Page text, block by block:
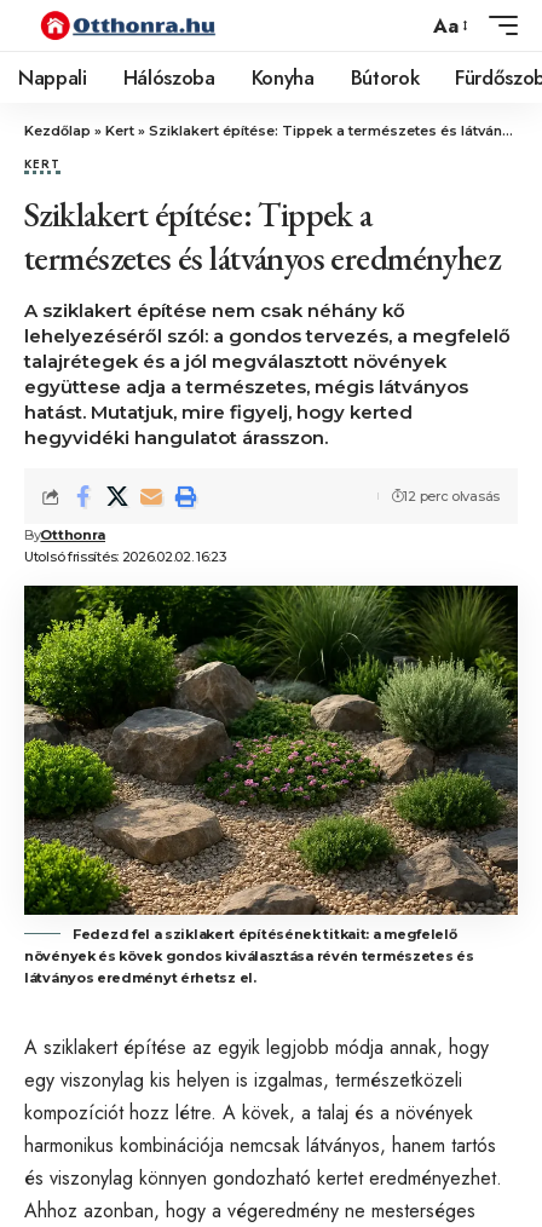
Aa
Nappali Hálószoba Konyha Bútorok
Kezdőlap » Kert » Sziklakert építése: Tippek a természetes és látványos eredményhez
KERT
Sziklakert építése: Tippek a
természetes és látványos eredményhez
A sziklakert építése nem csak néhány kő
lehelyezéséről szól: a gondos tervezés, a megfelelő
talajrétegek és a jól megválasztott növények
együttese adja a természetes, mégis látványos
hatást. Mutatjuk, mire figyelj, hogy kerted
hegyvidéki hangulatot árasszon.
Utolsó frissítés: 2026.02.02. 16:23
ByOtthonra
12 perc olvasás
Fedezd fel a sziklakert építésének titkait: a megfelelő
növények és kövek gondos kiválasztása révén természetes és
látványos eredményt érhetsz el.
A sziklakert építése az egyik legjobb módja annak, hogy
egy viszonylag kis helyen is izgalmas, természetközeli
kompozíciót hozz létre. A kövek, a talaj és a növények
harmonikus kombinációja nemcsak látványos, hanem tartós
és viszonylag könnyen gondozható kertet eredményezhet.
Ahhoz azonban, hogy a végeredmény ne mesterséges